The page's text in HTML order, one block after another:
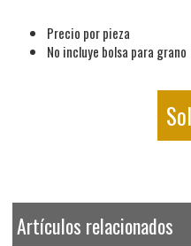
Precio por pieza
No incluye bolsa para grano
Artículos relacionados